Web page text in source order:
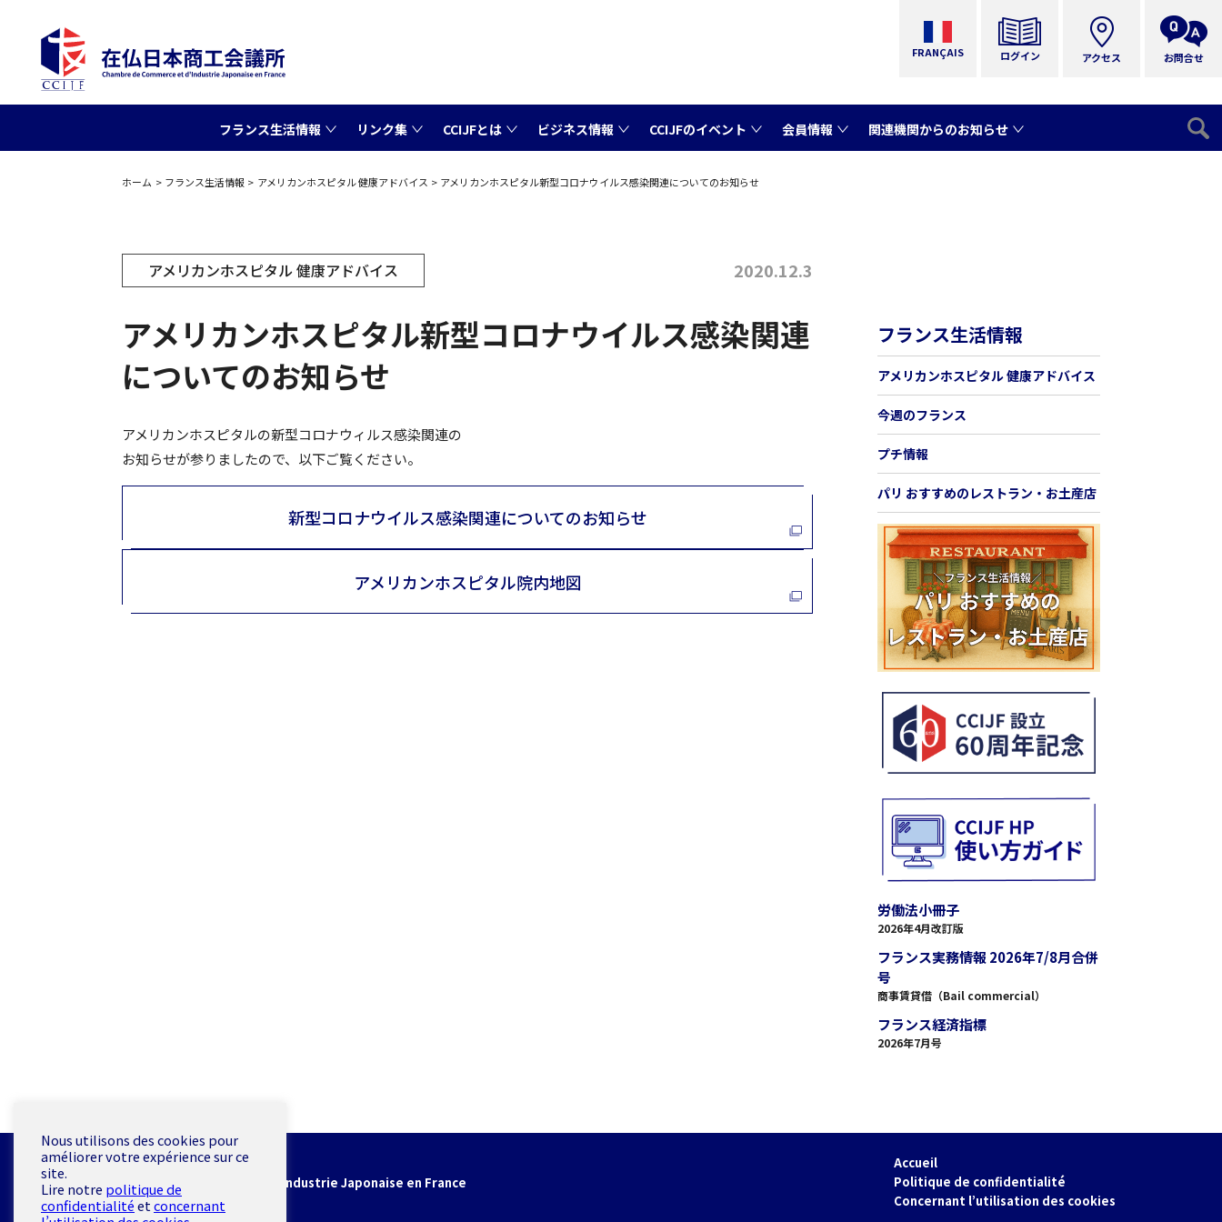
FRANÇAIS ログイン
フランス生活情報 リンク集 CCIJFとは ビジネス情報 CCIJFのイベント 会員情報 関連機関からのお知らせ
アクセス お問合せ
ホーム フランス生活情報 アメリカンホスピタル 健康アドバイス アメリカンホスピタル新型コロナウイルス感染関連についてのお知らせ
アメリカンホスピタル 健康アドバイス 2020.12.3
アメリカンホスピタル新型コロナウイルス感染関連
についてのお知らせ
アメリカンホスピタルの新型コロナウィルス感染関連の
お知らせが参りましたので、以下ご覧ください。
新型コロナウイルス感染関連についてのお知らせ
アメリカンホスピタル院内地図
フランス生活情報
アメリカンホスピタル 健康アドバイス
今週のフランス
プチ情報
パリ おすすめのレストラン・お土産店
労働法小冊子
2026年4月改訂版
フランス実務情報 2026年7/8月合併
号
商事賃貸借（Bail commercial）
フランス経済指標
2026年7月号
Accueil
Politique de confidentialité
Concernant l’utilisation des cookies
CCIJF
Chambre de Commerce et d'Industrie Japonaise en France
19 rue de Milan 75009 Paris
Nous utilisons des cookies pour
améliorer votre expérience sur ce
site.
Lire notre politique de
confidentialitéetconcernant